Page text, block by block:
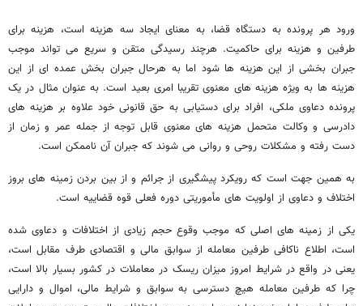
ورود هر پرونده به دستگاه قضا، به معنای ایجاد سه هزینه است، هزینه برای
طرفین و هزینه برای حاکمیت. هرچند رسیدگی متقن و سریع می تواند موجب
جبران بخشی از این هزینه ها شود اما به هرحال جبران بخش عمده ای از این
هزینه ها به ویژه هزینه های معنوی تقریبا امری بعید است. به عنوان مثال در یک
پرونده دعاوی ملکی، افراد برای دستیابی به حق قانونی خود علاوه بر هزینه های
دادرسی و وکالت متحمل هزینه های معنوی قابل توجه از جمله عمر و زمان از
دست رفته و مشکلات روحی و روانی می شوند که جبران آن ناممکن است.
به همین جهت است که رویکرد پیشگیری از جرائم و از بین بردن زمینه های بروز
اختلاف و دعاوی از اولویت های مأموریتی دوره فعلی قوه قضاییه است.
یکی از زمینه های اصلی که موجب وقوع حجم زیادی از اختلافات و دعاوی شده
است، اطلاع ناکافی طرفین معامله از سوابق مالی و اقتصادی طرف مقابل است،
یعنی در واقع در شرایط امروز میزان ریسک در معاملات در کشور بسیار بالا است،
چرا که طرفین معامله هیچ دسترسی به سوابق و شرایط مالی، اموال و دارایی